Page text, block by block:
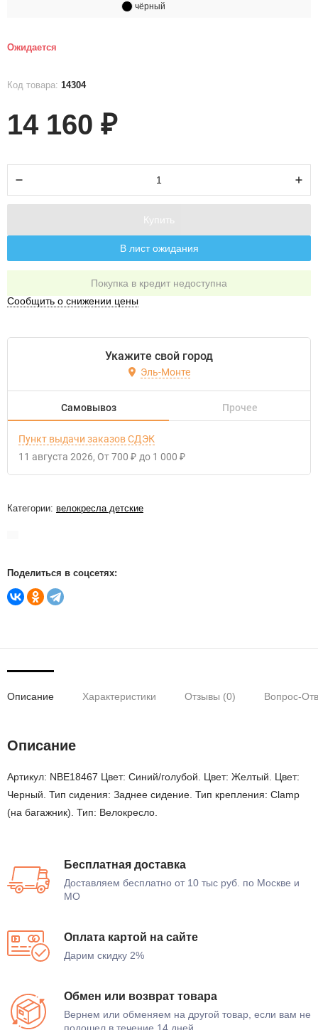
чёрный
Ожидается
Код товара: 14304
14 160 ₽
Купить
В лист ожидания
Покупка в кредит недоступна
Сообщить о снижении цены
Укажите свой город
Эль-Монте
Самовывоз Прочее
Пункт выдачи заказов СДЭК
11 августа 2026 От 700 ₽ до 1 000 ₽
Категории: велокресла детские
Поделиться в соцсетях:
Описание Характеристики Отзывы (0) Вопрос-
Описание
Артикул: NBE18467 Цвет: Синий/голубой. Цвет: Желтый. Цвет:
Черный. Тип сидения: Заднее сидение. Тип крепления: Clamp
(на багажник). Тип: Велокресло.
Бесплатная доставка
Доставляем бесплатно от 10 тыс руб. по Москве и
МО
Оплата картой на сайте
Дарим скидку 2%
Обмен или возврат товара
Вернем или обменяем на другой товар, если вам не
подошел в течение 14 дней.